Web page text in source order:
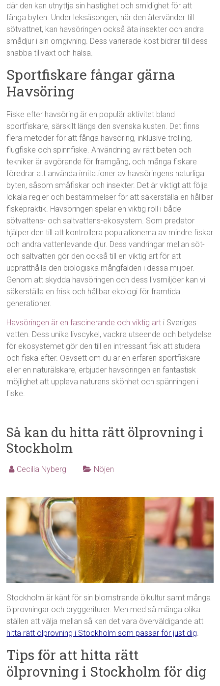
där den kan utnyttja sin hastighet och smidighet för att
fånga byten. Under leksäsongen, när den återvänder till
sötvattnet, kan havsöringen också äta insekter och andra
smådjur i sin omgivning. Dess varierade kost bidrar till dess
snabba tillväxt och hälsa.
Sportfiskare fångar gärna
Havsöring
Fiske efter havsöring är en populär aktivitet bland
sportfiskare, särskilt längs den svenska kusten. Det finns
flera metoder för att fånga havsöring, inklusive trolling,
flugfiske och spinnfiske. Användning av rätt beten och
tekniker är avgörande för framgång, och många fiskare
föredrar att använda imitationer av havsöringens naturliga
byten, såsom småfiskar och insekter. Det är viktigt att följa
lokala regler och bestämmelser för att säkerställa en hållbar
fiskepraktik. Havsöringen spelar en viktig roll i både
sötvattens- och saltvattens-ekosystem. Som predator
hjälper den till att kontrollera populationerna av mindre fiskar
och andra vattenlevande djur. Dess vandringar mellan söt-
och saltvatten gör den också till en viktig art för att
upprätthålla den biologiska mångfalden i dessa miljöer.
Genom att skydda havsöringen och dess livsmiljöer kan vi
säkerställa en frisk och hållbar ekologi för framtida
generationer.
Havsöringen är en fascinerande och viktig art i Sveriges
vatten. Dess unika livscykel, vackra utseende och betydelse
för ekosystemet gör den till en intressant fisk att studera
och fiska efter. Oavsett om du är en erfaren sportfiskare
eller en naturälskare, erbjuder havsöringen en fantastisk
möjlighet att uppleva naturens skönhet och spänningen i
fiske.
Så kan du hitta rätt ölprovning i
Stockholm
Cecilia Nyberg Nöjen
Stockholm är känt för sin blomstrande ölkultur samt många
ölprovningar och bryggeriturer. Men med så många olika
ställen att välja mellan så kan det vara överväldigande att
hitta rätt ölprovning i Stockholm som passar för just dig.
Tips för att hitta rätt
ölprovning i Stockholm för dig